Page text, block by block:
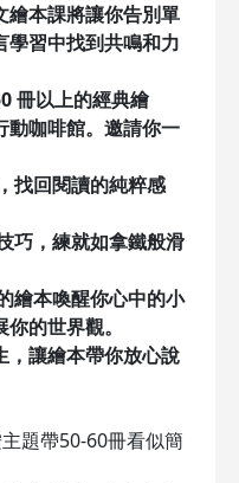
繪本課將讓你告別單
學習中找到共鳴和力
冊以上的經典繪
動咖啡館。邀請你一
找回閱讀的純粹感
巧，練就如拿鐵般滑
繪本喚醒你心中的小
的世界觀。
，讓繪本帶你放心說
題帶50-60冊看似簡